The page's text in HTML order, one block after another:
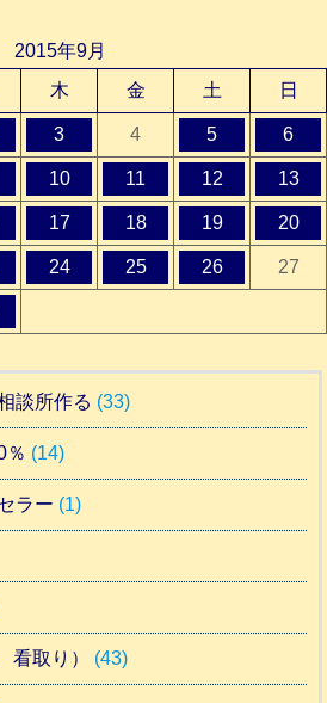
2015年9月
木 金 土 日
3 4 5 6
10 11 12 13
17 18 19 20
24 25 26 27
談所作る (33)
％ (14)
ラー (1)
取り） (43)